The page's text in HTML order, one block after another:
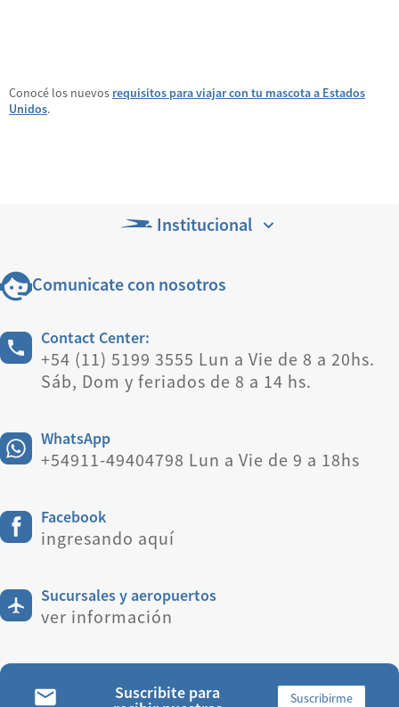
Conocé los nuevos requisitos para viajar con tu mascota a Estados
Unidos.
Institucional
Comunicate con nosotros
Contact Center:
+54 (11) 5199 3555 Lun a Vie de 8 a 20hs.
Sáb, Dom y feriados de 8 a 14 hs.
WhatsApp
+54911-49404798 Lun a Vie de 9 a 18hs
Facebook
ingresando aquí
Sucursales y aeropuertos
ver información
Suscribite para Suscribirme